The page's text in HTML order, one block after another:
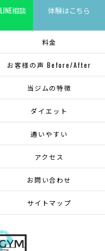
LINE相談 体験はこちら
料金
お客様の声 Before/After
当ジムの特徴
ダイエット
通いやすい
アクセス
お問い合わせ
サイトマップ